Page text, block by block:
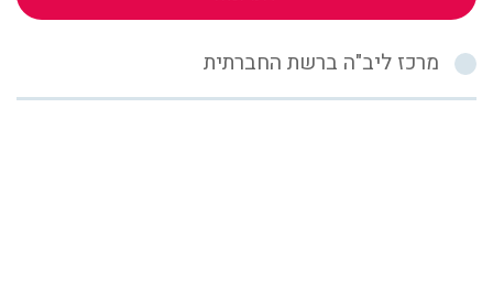
מרכז ליב"ה ברשת החברתית